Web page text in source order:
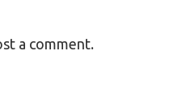
a comment.